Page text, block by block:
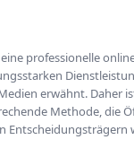
professionelle
erwähnt. Daher
Methode, die
Entscheidungsträgern